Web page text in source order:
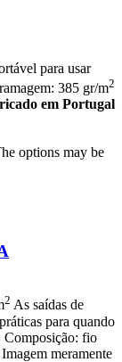
para usar
385 gr/m2
em Portugal
options may be
2 As saídas de
para quando
Composição: fio
Imagem meramente